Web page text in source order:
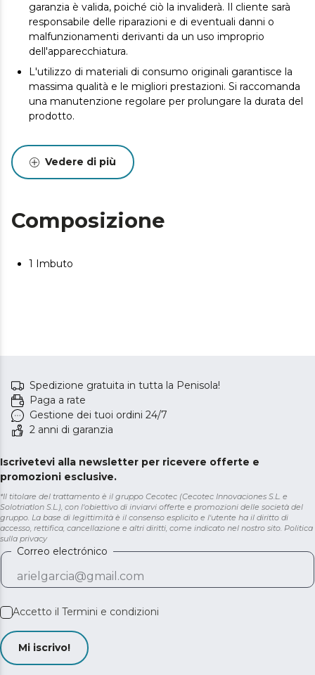
garanzia è valida, poiché ciò la invaliderà. Il cliente sarà
responsabile delle riparazioni e di eventuali danni o
malfunzionamenti derivanti da un uso improprio
dell'apparecchiatura.
L'utilizzo di materiali di consumo originali garantisce la
massima qualità e le migliori prestazioni. Si raccomanda
una manutenzione regolare per prolungare la durata del
prodotto.
Vedere di più
Composizione
1 Imbuto
Spedizione gratuita in tutta la Penisola!
Paga a rate
Gestione dei tuoi ordini 24/7
2 anni di garanzia
Iscrivetevi alla newsletter per ricevere offerte e
promozioni esclusive.
*Il titolare del trattamento è il gruppo Cecotec (Cecotec Innovaciones S.L. e
Solotriatlon S.L.), con l'obiettivo di inviarvi offerte e promozioni delle società del
gruppo. La base di legittimità è il consenso esplicito e l'utente ha il diritto di
accesso, rettifica, cancellazione e altri diritti, come indicato nel nostro sito. Politica
sulla privacy
Correo electrónico
Accetto il Termini e condizioni
Mi iscrivo!